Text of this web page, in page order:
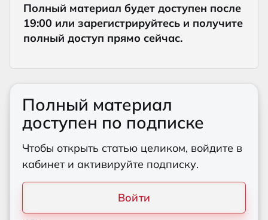
Полный материал будет доступен после
19:00 или зарегистрируйтесь и получите
полный доступ прямо сейчас.
Полный материал
доступен по подписке
Чтобы открыть статью целиком, войдите в
кабинет и активируйте подписку.
Войти